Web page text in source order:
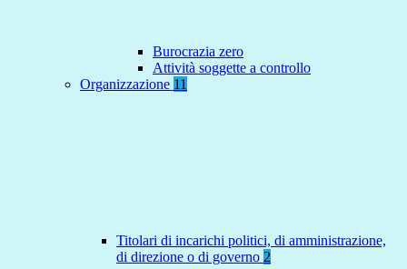
Burocrazia zero
Attività soggette a controllo
Organizzazione 11
Titolari di incarichi politici, di amministrazione,
di direzione o di governo 2